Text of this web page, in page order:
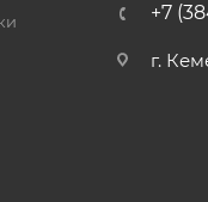
+7
г.